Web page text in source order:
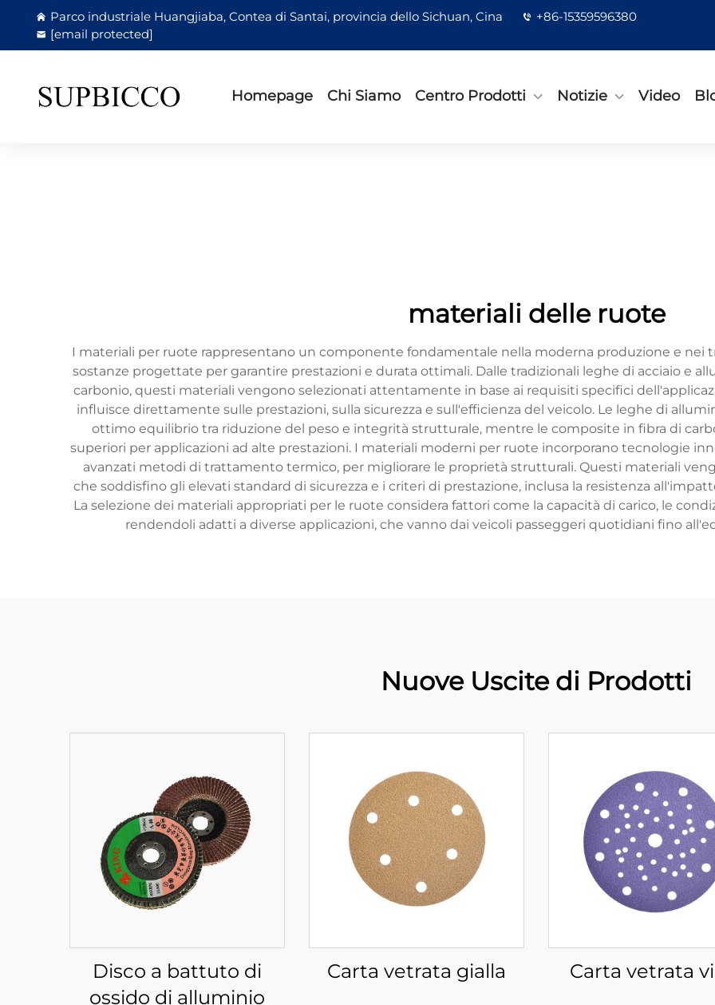
Parco industriale Huangjiaba, Contea di Santai, provincia dello Sichuan, Cina
+86-15359596380
[email protected]
Homepage Chi Siamo Centro Prodotti Notizie Video
materiali delle ruote
I materiali per ruote rappresentano un componente fondamentale nella moderna produzione e nei
sostanze progettate per garantire prestazioni e durata ottimali. Dalle tradizionali leghe di acciaio e
carbonio, questi materiali vengono selezionati attentamente in base ai requisiti specifici
influisce direttamente sulle prestazioni, sulla sicurezza e sull'efficienza del veicolo. Le leghe di
ottimo equilibrio tra riduzione del peso e integrità strutturale, mentre le composite in fibra di
superiori per applicazioni ad alte prestazioni. I materiali moderni per ruote incorporano tecnologie
avanzati metodi di trattamento termico, per migliorare le proprietà strutturali. Questi materiali
che soddisfino gli elevati standard di sicurezza e i criteri di prestazione, inclusa la resistenza
La selezione dei materiali appropriati per le ruote considera fattori come la capacità di carico, le
rendendoli adatti a diverse applicazioni, che vanno dai veicoli passeggeri quotidiani fino
Nuove Uscite di Prodotti
Disco a battuto di
ossido di alluminio
Carta vetrata gialla Carta vetrata